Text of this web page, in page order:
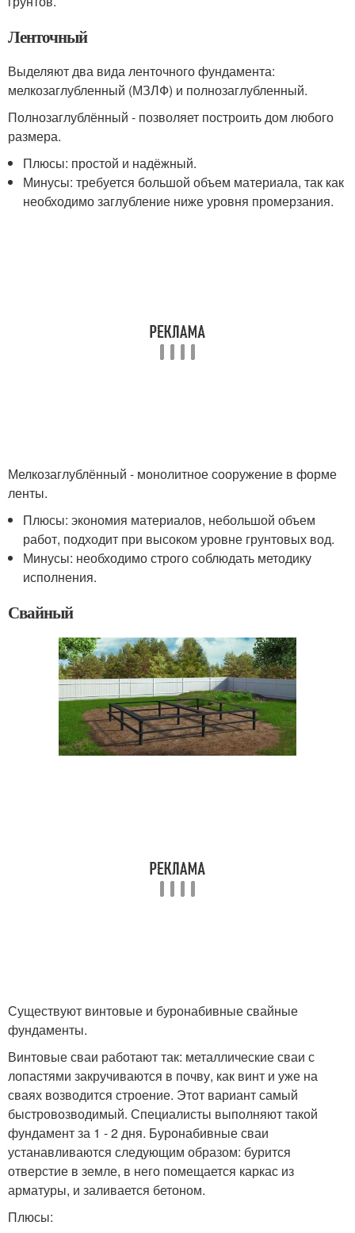
Ленточный
Выделяют два вида ленточного фундамента:
мелкозаглубленный (МЗЛФ) и полнозаглубленный.
Полнозаглублённый - позволяет построить дом любого
размера.
Плюсы: простой и надёжный.
Минусы: требуется большой объем материала, так как
необходимо заглубление ниже уровня промерзания.
Мелкозаглублённый - монолитное сооружение в форме
ленты.
Плюсы: экономия материалов, небольшой объем
работ, подходит при высоком уровне грунтовых вод.
Минусы: необходимо строго соблюдать методику
исполнения.
Свайный
Существуют винтовые и буронабивные свайные
фундаменты.
Винтовые сваи работают так: металлические сваи с
лопастями закручиваются в почву, как винт и уже на
сваях возводится строение. Этот вариант самый
быстровозводимый. Специалисты выполняют такой
фундамент за 1 - 2 дня. Буронабивные сваи
устанавливаются следующим образом: бурится
отверстие в земле, в него помещается каркас из
арматуры, и заливается бетоном.
Плюсы: